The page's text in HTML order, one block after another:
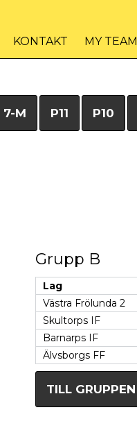
KONTAKT MY TEAM
7-M P11 P10
Grupp B
Lag
Västra Frölunda 2
Skultorps IF
Barnarps IF
Älvsborgs FF
TILL GRUPPEN